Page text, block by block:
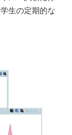
生の定期的な